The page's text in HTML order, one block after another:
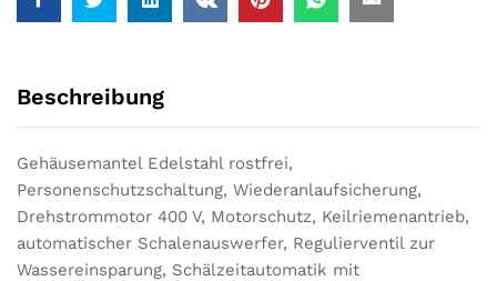
Beschreibung
Gehäusemantel Edelstahl rostfrei,
Personenschutzschaltung, Wiederanlaufsicherung,
Drehstrommotor 400 V, Motorschutz, Keilriemenantrieb,
automatischer Schalenauswerfer, Regulierventil zur
Wassereinsparung, Schälzeitautomatik mit